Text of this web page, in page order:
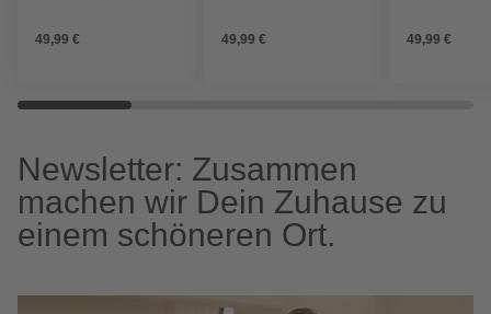
49,99 € 49,99 € 49,99 €
Newsletter: Zusammen
machen wir Dein Zuhause zu
einem schöneren Ort.